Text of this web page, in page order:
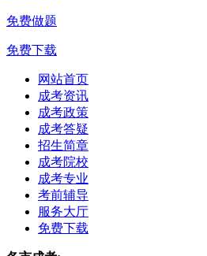
免费做题
免费下载
网站首页
成考资讯
成考政策
成考答疑
招生简章
成考院校
成考专业
考前辅导
服务大厅
免费下载